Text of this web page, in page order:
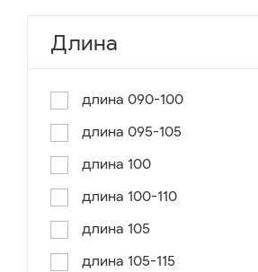
Длина
длина 090-100
длина 095-105
длина 100
длина 100-110
длина 105
длина 105-115